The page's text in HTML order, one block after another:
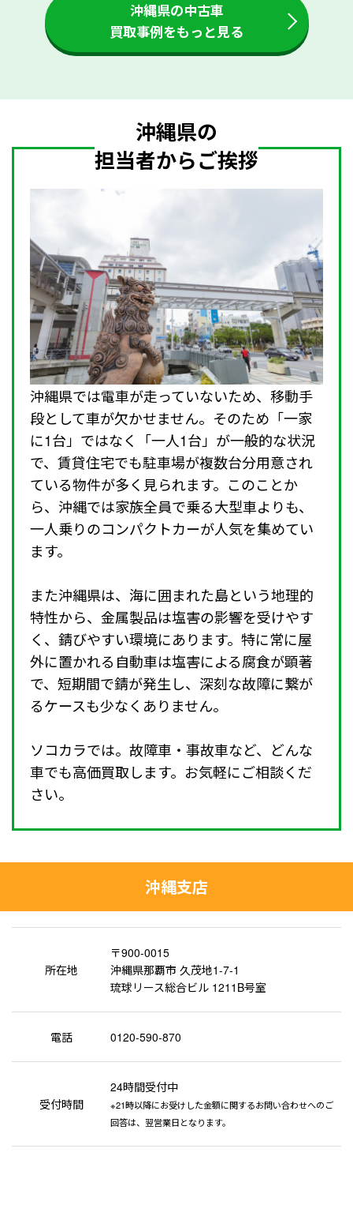
沖縄県の中古車
買取事例をもっと見る
沖縄県の
担当者からご挨拶
沖縄県では電車が走っていないため、移動手
段として車が欠かせません。そのため「一家
に1台」ではなく「一人1台」が一般的な状況
で、賃貸住宅でも駐車場が複数台分用意され
ている物件が多く見られます。このことか
ら、沖縄では家族全員で乗る大型車よりも、
一人乗りのコンパクトカーが人気を集めてい
ます。
また沖縄県は、海に囲まれた島という地理的
特性から、金属製品は塩害の影響を受けやす
く、錆びやすい環境にあります。特に常に屋
外に置かれる自動車は塩害による腐食が顕著
で、短期間で錆が発生し、深刻な故障に繋が
るケースも少なくありません。
ソコカラでは。故障車・事故車など、どんな
車でも高価買取します。お気軽にご相談くだ
さい。
沖縄支店
所在地
〒900-0015
沖縄県那覇市 久茂地1-7-1
琉球リース総合ビル 1211B号室
電話 0120-590-870
受付時間
24時間受付中
※21時以降にお受けした金額に関するお問い合わせへのご
回答は、翌営業日となります。